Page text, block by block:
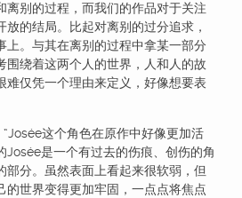
离别的过程，而我们的作品对于关注
的结局。比起对离别的过分追求，
上。与其在离别的过程中拿某一部分
围绕着这两个人的世界，人和人的故
难仅凭一个理由来定义，好像想要表
这个角色在原作中好像更加活
Josée是一个有过去的伤痕、创伤的角
部分。虽然表面上看起来很软弱，但
的世界变得更加牢固，一点点将焦点